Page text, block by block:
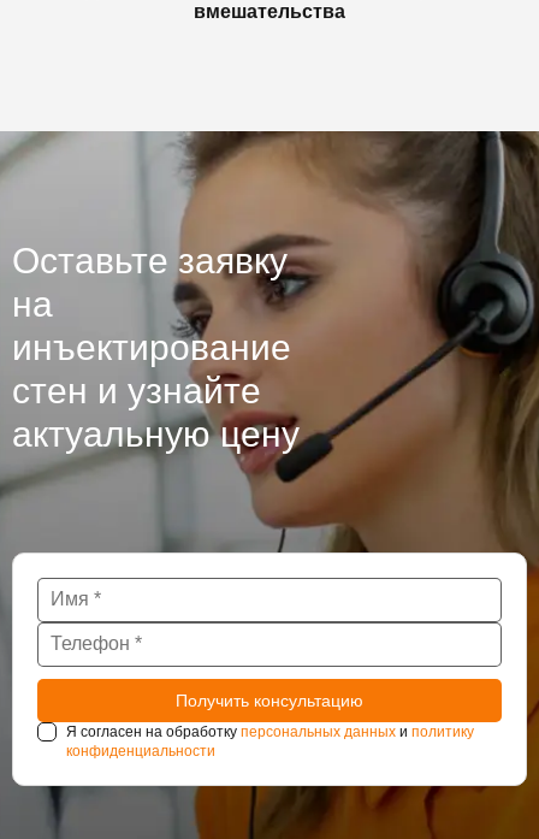
вмешательства
Оставьте заявку
на
инъектирование
стен и узнайте
актуальную цену
Я согласен на обработку персональных данных и политику
конфиденциальности